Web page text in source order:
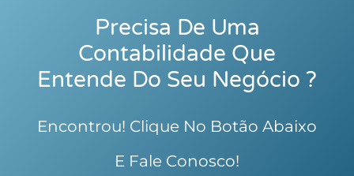
Precisa De Uma
Contabilidade Que
Entende Do Seu Negócio ?
Encontrou! Clique No Botão Abaixo
E Fale Conosco!